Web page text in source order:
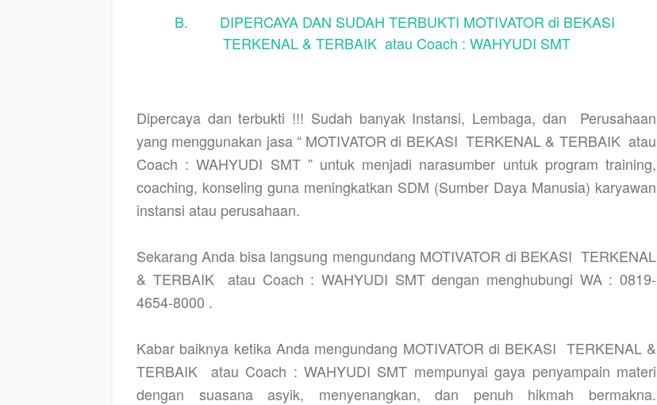
B. DIPERCAYA DAN SUDAH TERBUKTI MOTIVATOR di BEKASI
TERKENAL & TERBAIK atau Coach : WAHYUDI SMT
Dipercaya dan terbukti !!! Sudah banyak Instansi, Lembaga, dan
Perusahaan
yang menggunakan jasa “ MOTIVATOR di BEKASI TERKENAL & TERBAIK atau
Coach : WAHYUDI SMT ” untuk menjadi narasumber untuk program training,
coaching, konseling guna meningkatkan SDM (Sumber Daya Manusia) karyawan
instansi atau perusahaan.
Sekarang Anda bisa langsung mengundang MOTIVATOR di BEKASI TERKENAL
& TERBAIK
atau Coach : WAHYUDI SMT dengan menghubungi WA : 0819-
4654-8000 .
Kabar baiknya ketika Anda mengundang MOTIVATOR di BEKASI TERKENAL &
TERBAIK
atau Coach : WAHYUDI SMT mempunyai gaya penyampain materi
dengan suasana asyik, menyenangkan, dan penuh hikmah bermakna.